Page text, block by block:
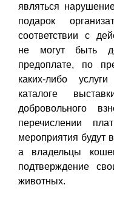
являться
подарок
соответствии с
не могут быть
предоплате, по
каких-либо
каталоге
добровольного
перечислении
мероприятия будут
а владельцы
подтверждение
животных.